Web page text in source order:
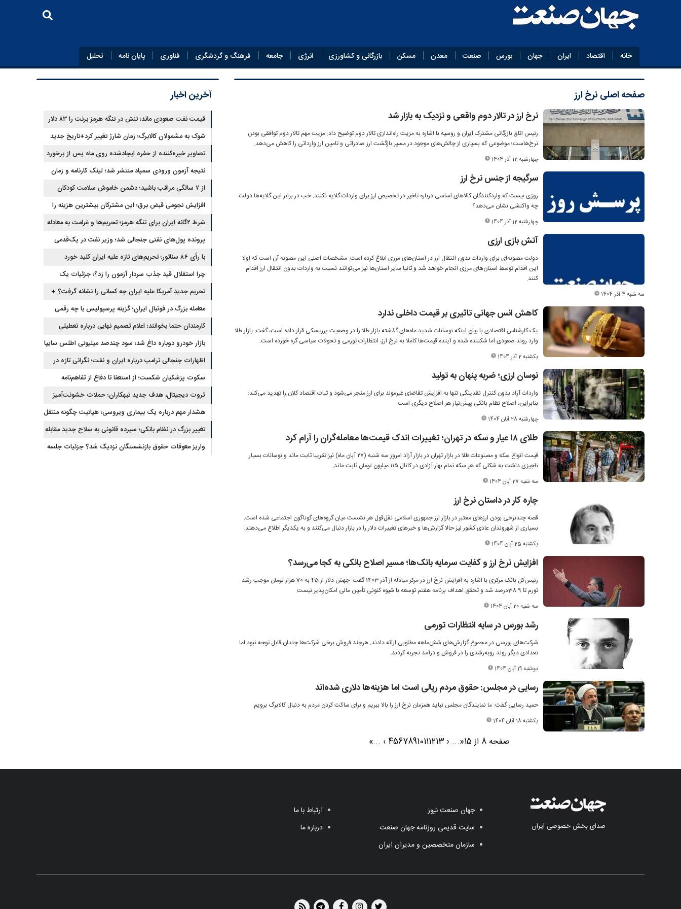
خانه اقتصاد ایران جهان بورس صنعت معدن مسکن بازرگانی و کشاورزی انرژی جامعه فرهنگ و گردشگری فناوری پایان‌ نامه تحلیل
صفحه اصلی نرخ ارز
نرخ ارز در تالار دوم واقعی و نزدیک به بازار شد
رئیس اتاق بازرگانی مشترک ایران و روسیه با اشاره به مزیت راه‌اندازی تالار دوم توضیح داد: مزیت مهم تالار دوم توافقی بودن
نرخ‌هاست؛ موضوعی که بسیاری از چالش‌های موجود در مسیر بازگشت ارز صادراتی و تامین ارز وارداتی را کاهش می‌دهد.
چهارشنبه 12 آذر 1404
سرگیجه از جنس نرخ ارز
روزی نیست که وارد‌کنندگان کالاهای اساسی درباره تاخیر در تخصیص ارز برای واردات گلایه نکنند. خب در برابر این گلایه‌ها دولت
چه واکنشی نشان می‌دهد؟
چهارشنبه 12 آذر 1404
آتش بازی ارزی
دولت مصوبه‌ای برای واردات بدون انتقال ارز در استان‌های مرزی ابلاغ کرده است. مشخصات اصلی این مصوبه آن است که اولا
این اقدام توسط استان‌های مرزی انجام خواهد شد و ثانیا سایر استان‌ها نیز می‌توانند نسبت به واردات بدون انتقال ارز اقدام
کنند.
سه شنبه 4 آذر 1404
کاهش انس جهانی تاثیری بر قیمت داخلی ندارد
یک کارشناس اقتصادی با بیان اینکه نوسانات شدید ماه‌های گذشته بازار طلا را در وضعیت پرریسکی قرار داده است، گفت: بازار طلا
وارد روند صعودی اما شکننده شده و آینده قیمت‌ها کاملا به نرخ ارز، انتظارات تورمی و تحولات سیاسی گره خورده است.
یکشنبه 2 آذر 1404
نوسان ارزی؛ ضربه پنهان به تولید
واردات آزاد بدون کنترل نقدینگی تنها به افزایش تقاضای غیرمولد برای ارز منجر می‌شود و ثبات اقتصاد کلان را تهدید می‌کند؛
بنابراین، اصلاح نظام بانکی پیش‌نیاز هر اصلاح دیگری است.
چهارشنبه 28 آبان 1404
طلای ۱۸ عیار و سکه در تهران؛ تغییرات اندک قیمت‌ها معامله‌گران را آرام کرد
قیمت انواع سکه و مصنوعات طلا در بازار تهران در بازار آزاد امروز سه شنبه (۲۷ آبان ماه) نیز تقریبا ثابت ماند و نوسانات بسیار
ناچیزی داشت به شکلی که هر سکه تمام بهار آزادی در کانال ۱۱۵ میلیون تومان ثابت ماند.
سه شنبه 27 آبان 1404
چاره کار در داستان نرخ ارز
قصه چندنرخی بودن ارزهای معتبر در بازار ارز جمهوری اسلامی نقل‌قول هر نشست میان گروه‌های گوناگون اجتماعی شده است.
بسیاری از شهروندان عادی کشور نیز حالا گزارش‌ها و خبرهای تغییرات دلار را در بازار دنبال می‌کنند و به یکدیگر اطلاع می‌دهند.
یکشنبه 25 آبان 1404
افزایش نرخ ارز و کفایت سرمایه بانک‌ها؛ مسیر اصلاح بانکی به کجا می‌رسد؟
رئیس‌کل بانک مرکزی با اشاره به افزایش نرخ ارز در مرکز مبادله از آذر 1403 گفت: جهش دلار از 45 به 70 هزار تومان موجب رشد
تورم تا 38.9درصد شد و تحقق اهداف برنامه هفتم توسعه با شیوه کنونی تأمین مالی امکان‌پذیر نیست.
سه شنبه 20 آبان 1404
رشد بورس در سایه انتظارات تورمی
شرکت‌های بورسی در مجموع گزارش‌های شش‌ماهه مطلوبی ارائه دادند. هرچند فروش برخی شرکت‌ها چندان قابل توجه نبود اما
تعدادی دیگر روند روبه‌رشدی را در فروش و درآمد تجربه کردند.
دوشنبه 19 آبان 1404
رسایی در مجلس: حقوق مردم ریالی است اما هزینه‌ها دلاری شده‌اند
حمید رسایی گفت: ما نمایندگان مجلس نباید همزمان نرخ ارز را بالا ببریم و برای ساکت کردن مردم به‌ دنبال کالابرگ برویم.
یکشنبه 18 آبان 1404
صفحه 8 از 15 «
...
‹
45678910111213
›
...
»
آخرین اخبار
قیمت نفت صعودی ماند؛ تنش در تنگه هرمز برنت را ۸۳ دلار
کردشوک به مشمولان کالابرگ؛ زمان شارژ تغییر کرد+تاریخ جدید
تصاویر خیره‌کننده از حفره ایجادشده روی ماه پس از برخورد
موشک فالکون ۹
نتیجه آزمون ورودی سمپاد منتشر شد؛ لینک کارنامه و زمان
ثبت‌ناماز ۷ سالگی مراقب باشید؛ دشمن خاموش سلامت کودکان
شناسایی شد
افزایش نجومی قبض برق؛ این مشترکان بیشترین هزینه را
می‌پردازندشرط ۲گانه ایران برای تنگه هرمز؛ تحریم‌ها و غرامت به معادله
برگشتند
پرونده پول‌های نفتی جنجالی شد؛ وزیر نفت در یک‌قدمی
استیضاح
با رأی ۸۶ سناتور؛ تحریم‌های تازه علیه ایران کلید خورد
چرا استقلال قید جذب سردار آزمون را زد؟؛ جزئیات یک
انتقال منتفی
تحریم جدید آمریکا علیه ایران چه کسانی را نشانه گرفت؟ +
جزئیات
معامله بزرگ در فوتبال ایران؛ گزینه پرسپولیس با چه رقمی
جابه‌جا شد؟
کارمندان حتما بخوانند؛ اعلام تصمیم نهایی درباره تعطیلی
ادارات شنبه
بازار خودرو دوباره داغ شد؛ سود چندصد میلیونی اطلس سایپا
اظهارات جنجالی ترامپ درباره ایران و نفت؛ نگرانی تازه در
بازار انرژی
سکوت پزشکیان شکست؛ از استعفا تا دفاع از تفاهم‌نامه
جنجالی
ثروت دیجیتال، هدف جدید تبهکاران؛ حملات خشونت‌آمیز
رمزارزی افزایش یافت
هشدار مهم درباره یک بیماری ویروسی؛ هپاتیت چگونه منتقل
می‌شود؟
تغییر بزرگ در نظام بانکی؛ سپرده قانونی به سلاح جدید مقابله
با تورم تبدیل شد
واریز معوقات حقوق بازنشستگان نزدیک شد؟ جزئیات جلسه
صدای بخش خصوصی ایران
جهان صنعت نیوز
سایت قدیمی روزنامه جهان صنعت
سازمان متخصصین و مدیران ایران
ارتباط با ما
درباره ما